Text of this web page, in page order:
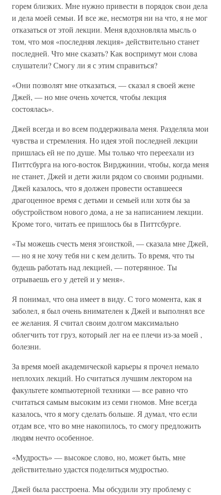
горем близких. Мне нужно привести в порядок свои дела
и дела моей семьи. И все же, несмотря ни на что, я не мог
отказаться от этой лекции. Меня вдохновляла мысль о
том, что моя «последняя лекция» действительно станет
последней. Что мне сказать? Как воспримут мои слова
слушатели? Смогу ли я с этим справиться?
«Они позволят мне отказаться, — сказал я своей жене
Джей, — но мне очень хочется, чтобы лекция
состоялась».
Джей всегда и во всем поддерживала меня. Разделяла мои
чувства и стремления. Но идея этой последней лекции
пришлась ей не по душе. Мы только что переехали из
Питтсбурга на юго-восток Вирджинии, чтобы, когда меня
не станет, Джей и дети жили рядом со своими родными.
Джей казалось, что я должен провести оставшееся
драгоценное время с детьми и семьей или хотя бы за
обустройством нового дома, а не за написанием лекции.
Кроме того, читать ее пришлось бы в Питтсбурге.
«Ты можешь счесть меня эгоисткой, — сказала мне Джей,
— но я не хочу тебя ни с кем делить. То время, что ты
будешь работать над лекцией, — потерянное. Ты
отрываешь его у детей и у меня».
Я понимал, что она имеет в виду. С того момента, как я
заболел, я был очень внимателен к Джей и выполнял все
ее желания. Я считал своим долгом максимально
облегчить тот груз, который лег на ее плечи из-за моей ,
болезни.
За время моей академической карьеры я прочел немало
неплохих лекций. Но считаться лучшим лектором на
факультете компьютерной техники — все равно что
считаться самым высоким из семи гномов. Мне всегда
казалось, что я могу сделать больше. Я думал, что если
отдам все, что во мне накопилось, то смогу предложить
людям нечто особенное.
«Мудрость» — высокое слово, но, может быть, мне
действительно удастся поделиться мудростью.
Джей была расстроена. Мы обсудили эту проблему с